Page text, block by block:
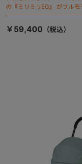
の『ミリミリEG』 がフル
「マジカルフォールディン
￥59,400